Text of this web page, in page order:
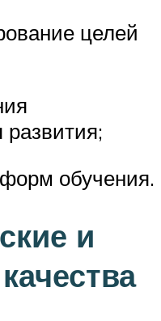
целей
обучения.
и